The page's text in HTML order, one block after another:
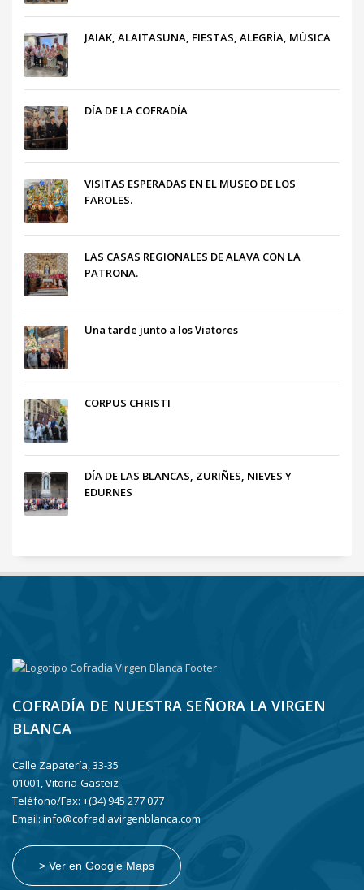
JAIAK, ALAITASUNA, FIESTAS, ALEGRÍA, MÚSICA
DÍA DE LA COFRADÍA
VISITAS ESPERADAS EN EL MUSEO DE LOS
FAROLES.
LAS CASAS REGIONALES DE ALAVA CON LA
PATRONA.
Una tarde junto a los Viatores
CORPUS CHRISTI
DÍA DE LAS BLANCAS, ZURIÑES, NIEVES Y
EDURNES
COFRADÍA DE NUESTRA SEÑORA LA VIRGEN
BLANCA
Calle Zapatería, 33-35
01001, Vitoria-Gasteiz
Teléfono/Fax: +(34) 945 277 077
Email: info@cofradiavirgenblanca.com
> Ver en Google Maps